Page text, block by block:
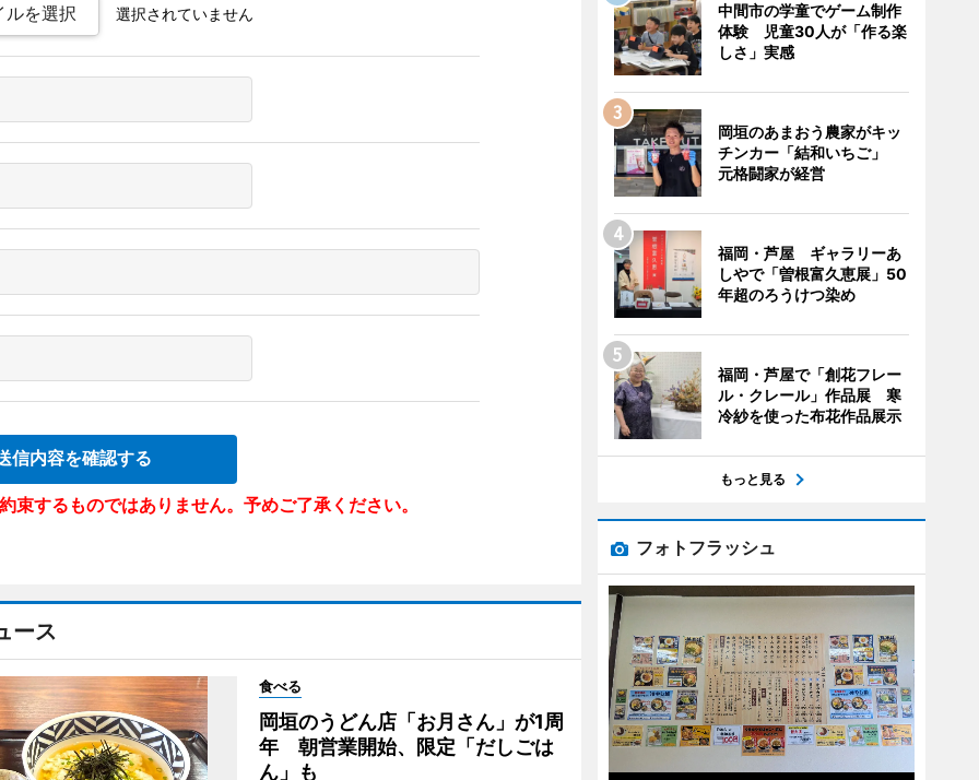
ルを選択
信内容を確認する
するものではありません。予めご了承ください。
ース
食べる
岡垣のうどん店「お月さん」が1周
年 朝営業開始、限定「だしごは
ん」も
中間市の学童でゲーム制作
体験 児童30人が「作る楽
しさ」実感
岡垣のあまおう農家がキッ
チンカー「結和いちご」
元格闘家が経営
福岡・芦屋 ギャラリーあ
しやで「曽根富久恵展」50
年超のろうけつ染め
福岡・芦屋で「創花フレー
ル・クレール」作品展 寒
冷紗を使った布花作品展示
もっと見る
フォトフラッシュ